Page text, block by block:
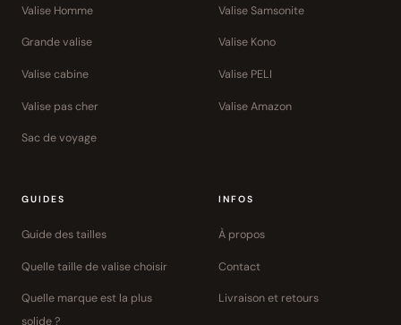
Valise Homme
Grande valise
Valise cabine
Valise pas cher
Sac de voyage
Valise Samsonite
Valise Kono
Valise PELI
Valise Amazon
GUIDES
Guide des tailles
Quelle taille de valise choisir
Quelle marque est la plus
solide ?
INFOS
À propos
Contact
Livraison et retours